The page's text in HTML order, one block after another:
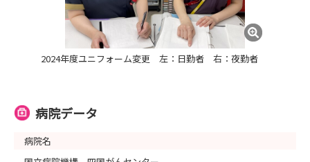
2024年度ユニフォーム変更 左：日勤者 右：夜勤者
病院データ
病院名